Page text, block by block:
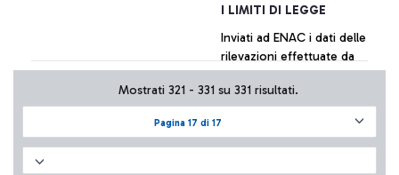
I LIMITI DI LEGGE
Inviati ad ENAC i dati delle
rilevazioni effettuate da
diversi centri specializzati
per conto di varie realtà
pubblicata sul sito della
+ Approfondisci
Pagina 17 di 17
Mostrati 321 - 331 su 331 risultati.